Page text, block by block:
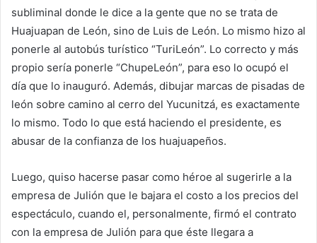
subliminal donde le dice a la gente que no se trata de
Huajuapan de León, sino de Luis de León. Lo mismo hizo al
ponerle al autobús turístico “TuriLeón”. Lo correcto y más
propio sería ponerle “ChupeLeón”, para eso lo ocupó el
día que lo inauguró. Además, dibujar marcas de pisadas de
león sobre camino al cerro del Yucunitzá, es exactamente
lo mismo. Todo lo que está haciendo el presidente, es
abusar de la confianza de los huajuapeños.
Luego, quiso hacerse pasar como héroe al sugerirle a la
empresa de Julión que le bajara el costo a los precios del
espectáculo, cuando el, personalmente, firmó el contrato
con la empresa de Julión para que éste llegara a